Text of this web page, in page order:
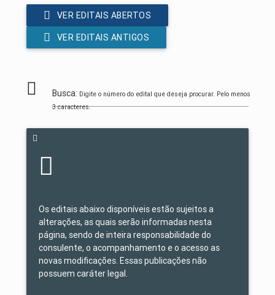
VER EDITAIS ABERTOS
VER EDITAIS ANTIGOS
Busca: Digite o número do edital que deseja procurar. Pelo menos
3 caracteres.
Os editais abaixo disponíveis estão sujeitos a
alterações, as quais serão informadas nesta
página, sendo de inteira responsabilidade do
consulente, o acompanhamento e o acesso as
novas modificações. Essas publicações não
possuem caráter legal.